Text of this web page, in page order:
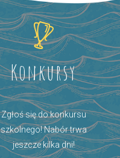
Konkursy
Zgłoś się do konkursu
szkolnego! Nabór trwa
jeszcze kilka dni!